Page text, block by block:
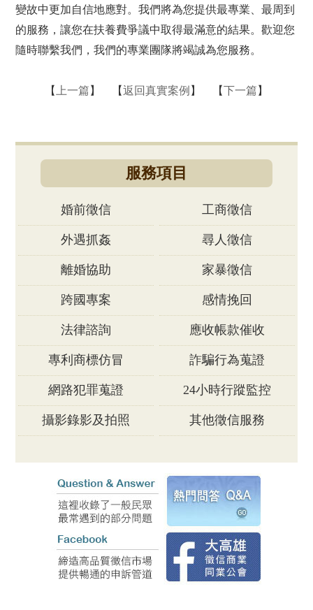
變故中更加自信地應對。我們將為您提供最專業、最周到
的服務，讓您在扶養費爭議中取得最滿意的結果。歡迎您
隨時聯繫我們，我們的專業團隊將竭誠為您服務。
【 上一篇 】 【返回真實案例 】 【下一篇 】
服務項目
婚前徵信 工商徵信
外遇抓姦 尋人徵信
離婚協助 家暴徵信
跨國專案 感情挽回
法律諮詢 應收帳款催收
專利商標仿冒 詐騙行為蒐證
網路犯罪蒐證 24小時行蹤監控
攝影錄影及拍照 其他徵信服務